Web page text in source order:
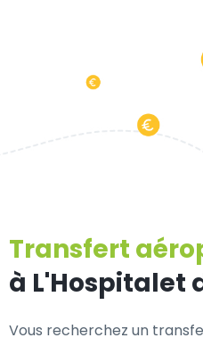
Transfert
à L'Hospitalet
Vous recherchez un